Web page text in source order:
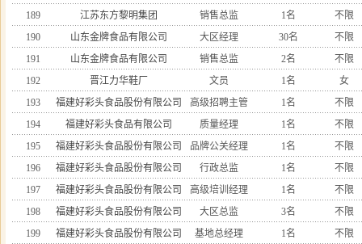
189
江苏东方黎明集团 销售总监 1名
不限
190
山东金牌食品有限公司 大区经理 30名
不限
191
山东金牌食品有限公司 销售总监 2名
不限
192
晋江力华鞋厂 文员 1名
女
193
福建好彩头食品股份有限公司 高级招聘主管 1名
不限
194
福建好彩头食品有限公司 质量经理 1名
不限
195
福建好彩头食品股份有限公司 品牌公关经理 1名
不限
196
福建好彩头食品股份有限公司 行政总监 1名
不限
197
福建好彩头食品股份有限公司 高级培训经理 1名
不限
198
福建好彩头食品股份有限公司 大区总监 3名
不限
199
福建好彩头食品股份有限公司 基地总经理 1名 不限